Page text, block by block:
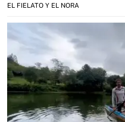
EL FIELATO Y EL NORA